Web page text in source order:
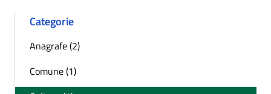
Categorie
Anagrafe (2)
Comune (1)